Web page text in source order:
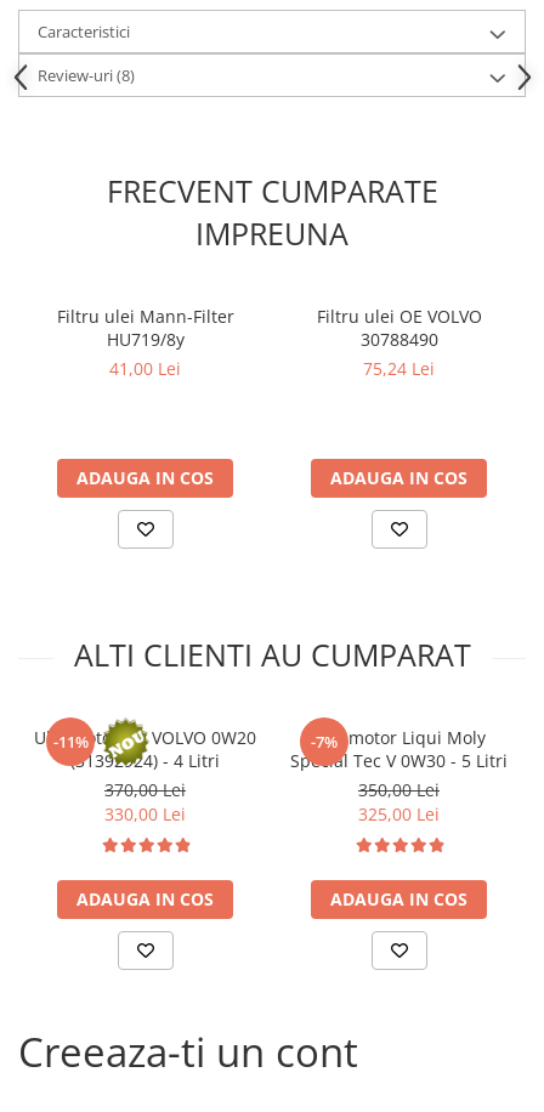
Kit lant distributie
Curea distributie
Pompa apa
Curea transmisie
Bielete directie
Cap de bara
Suspensie
► Accesorii auto
■ Tavite auto portbagaj
■ Covorase/presuri auto
■ Becuri auto
■ Accesorii auto interior
■ Accesorii auto exterior
■ Intretinere auto
■ Electrice auto
■ Truse si scule de mana
Caracteristici
Review-uri(8)
FRECVENT CUMPARATE
IMPREUNA
Filtru ulei Mann-Filter
HU719/8y
41,00 Lei
ADAUGA IN COS
Filtru ulei OE VOLVO
30788490
75,24 Lei
ADAUGA IN COS
ALTI CLIENTI AU CUMPARAT
-11%
Ulei motor OE VOLVO 0W20
(31392924) - 4 Litri
370,00 Lei
330,00 Lei
ADAUGA IN COS
-7%
Ulei motor Liqui Moly
Special Tec V 0W30 - 5 Litri
350,00 Lei
325,00 Lei
ADAUGA IN COS
Creeaza-ti un cont